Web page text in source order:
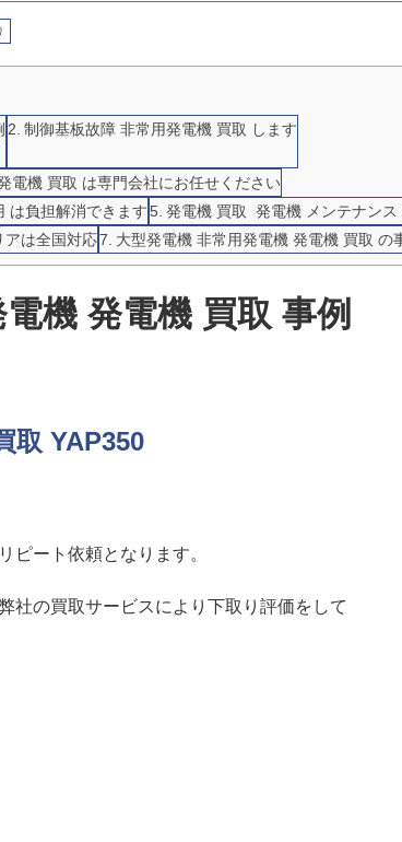
制御基板故障 非常用発電機 買取 します
電機 買取 は専門会社にお任せください
は負担解消できます
発電機 買取 発電機 メンテナンス
アは全国対応
大型発電機 非常用発電機 発電機 買取 の
機 発電機 買取 事例
取 YAP350
ピート依頼となります。
社の買取サービスにより下取り評価をして